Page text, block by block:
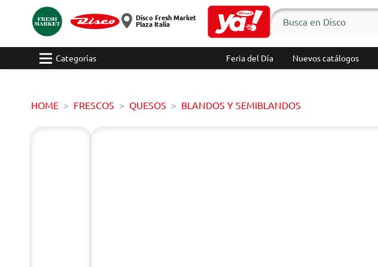
Disco Fresh Market
Plaza Italia
Categorías Feria del Día Nuevos catálogos
HOME FRESCOS QUESOS BLANDOS Y SEMIBLANDOS